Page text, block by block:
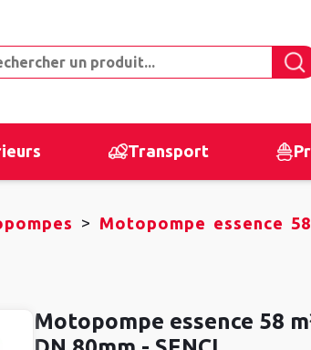
Transport
> Motopompe essence
Motopompe essence 58